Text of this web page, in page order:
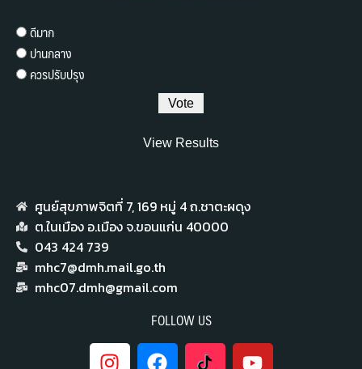
ดีมาก
ปานกลาง
ควรปรับปรุง
View Results
ศูนย์สุขภาพจิตที่ 7,​ 169 หมู่ 4 ถ.ชาตะผดุง
ต.ในเมือง อ.เมือง จ.ขอนแก่น 40000
043 424 739
mhc7@dmh.mail.go.th
mhc07.dmh@gmail.com
FOLLOW US